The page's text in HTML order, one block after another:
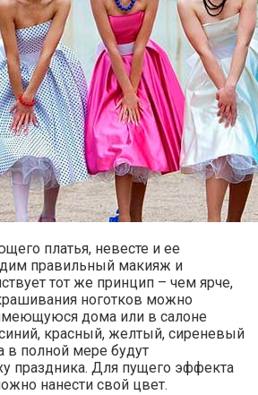
платья, невесте и ее
правильный макияж и
тот же принцип – чем ярче,
ноготков можно
дома или в салоне
красный, желтый, сиреневый
в полной мере будут
праздника. Для пущего эффекта
нанести свой цвет.